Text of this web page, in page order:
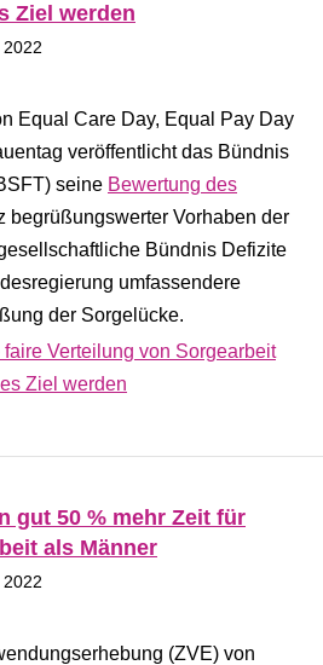
Ziel werden
Equal Care Day, Equal Pay Day
veröffentlicht das Bündnis
seine Bewertung des
begrüßungswerter Vorhaben der
Bündnis Defizite
umfassendere
der Sorgelücke.
Verteilung von Sorgearbeit
Ziel werden
gut 50 % mehr Zeit für
als Männer
(ZVE) von